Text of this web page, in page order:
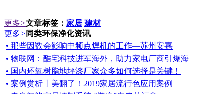
更多>文章标签： 家居 建材
更多> 同类环保净化资讯
• 那些因数会影响中频点焊机的工作—苏州安嘉
• 物联网：酷宅科技进军海外，助力家电厂商引爆海
• 国内环氧树脂地坪漆厂家众多如何选择是关键！
• 案例赏析丨美翻了！2019家居流行色应用案例